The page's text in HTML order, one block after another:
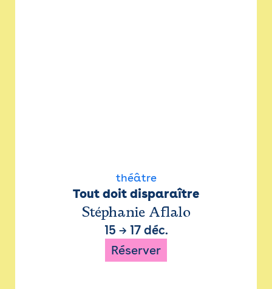
théâtre
Tout doit disparaître
Stéphanie Aflalo
15 → 17 déc.
Réserver